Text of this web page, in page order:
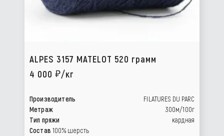
ALPES 3157 MATELOT 520 грамм
4 000
/кг
Производитель
FILATURES DU PARC
Метраж
300м/100г
Тип пряжи
кардная
Состав 100% шерсть